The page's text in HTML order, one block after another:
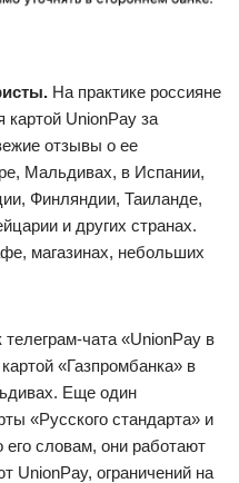
На практике россияне
картой UnionPay за
отзывы о ее
Мальдивах, в Испании,
Финляндии, Таиланде,
и других странах.
магазинах, небольших
чата «UnionPay в
«Газпромбанка» в
Еще один
«Русского стандарта» и
словам, они работают
UnionPay, ограничений на